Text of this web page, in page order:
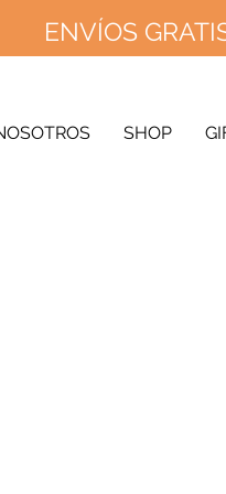
ENVÍOS
SHOP